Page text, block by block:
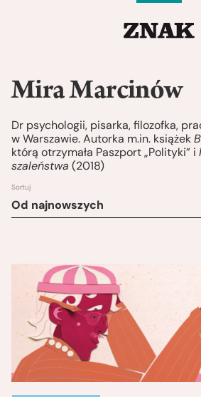
Mira Marcinów
Dr psychologii, pisarka, filozofka,
w Warszawie. Autorka m.in. książek
którą otrzymała Paszport „Polityki” i
szaleństwa (2018)
Sortuj
Od najnowszych